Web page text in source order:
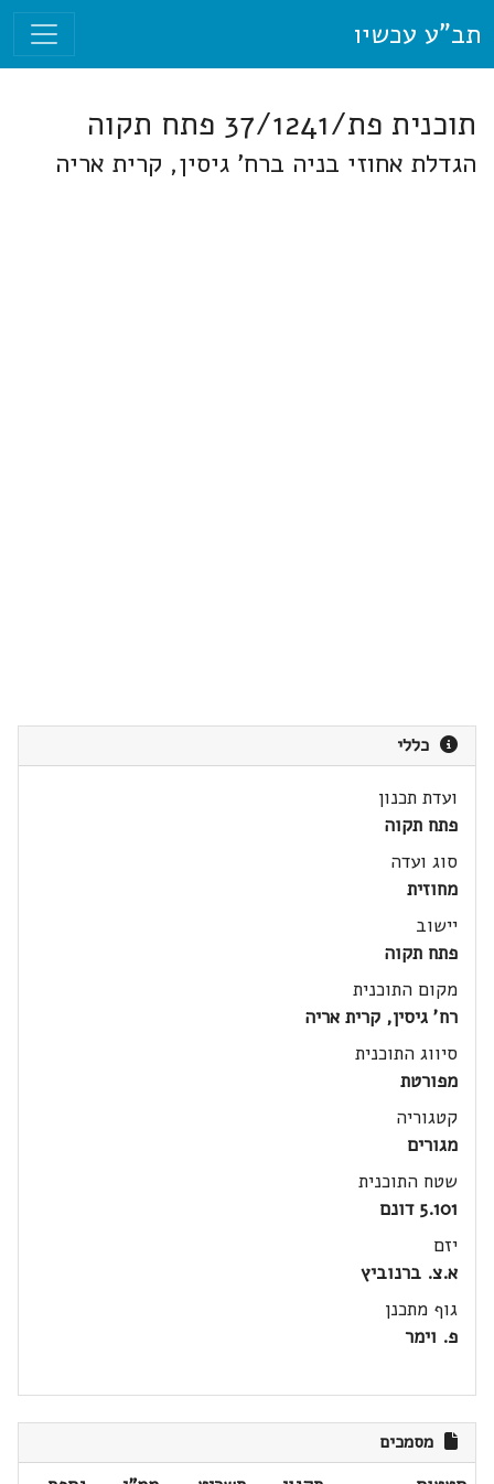
תב"ע עכשיו
תוכנית פת/37/1241 פתח תקוה
הגדלת אחוזי בניה ברח' גיסין, קרית אריה
כללי
ועדת תכנון
פתח תקוה
סוג ועדה
מחוזית
יישוב
פתח תקוה
מקום התוכנית
רח' גיסין, קרית אריה
סיווג התוכנית
מפורטת
קטגוריה
מגורים
שטח התוכנית
5.101 דונם
יזם
א.צ. ברנוביץ
גוף מתכנן
פ. וימר
מסמכים